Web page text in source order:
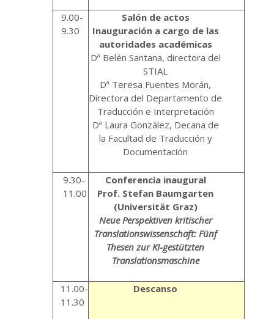
9.00-
9.30
Salón de actos
Inauguración a cargo de las
autoridades académicas
Dª Belén Santana, directora del
STIAL
Dª Teresa Fuentes Morán,
Directora del Departamento de
Traducción e Interpretación
Dª Laura González, Decana de
la Facultad de Traducción y
Documentación
9.30-
11.00
Conferencia inaugural
Prof. Stefan Baumgarten
(Universität Graz)
Neue Perspektiven kritischer
Translationswissenschaft: Fünf
Thesen zur KI-gestützten
Translationsmaschine
11.00-
11.30
Descanso